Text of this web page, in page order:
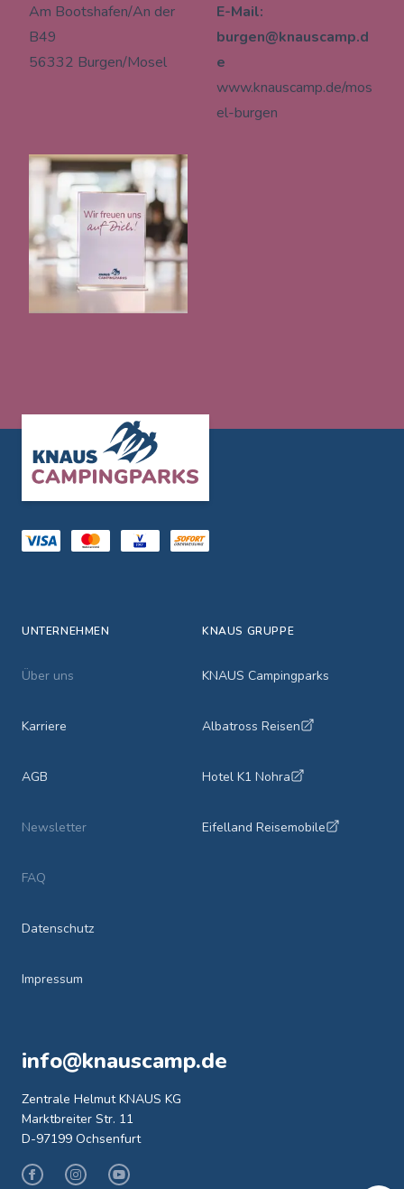
Am Bootshafen/An der
B49
56332 Burgen/Mosel
E-Mail:
burgen@knauscamp.d
e
www.knauscamp.de/mos
el-burgen
UNTERNEHMEN
Über uns
Karriere
AGB
Newsletter
FAQ
Datenschutz
Impressum
KNAUS GRUPPE
KNAUS Campingparks
Albatross Reisen
Hotel K1 Nohra
Eifelland Reisemobile
info@knauscamp.de
Zentrale Helmut KNAUS KG
Marktbreiter Str. 11
D-97199 Ochsenfurt
FacebookInstagramYoutube